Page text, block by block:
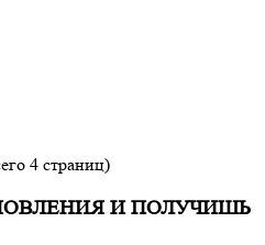
4 страниц)
И ПОЛУЧИШЬ